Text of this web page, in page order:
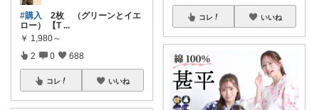
#購入 2枚 （グリーンとイエ
ロー） 【T ...
￥ 1,980～
2 0 688
コレ いいね
コレ いいね